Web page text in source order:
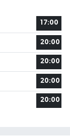
17:00
20:00
20:00
20:00
20:00